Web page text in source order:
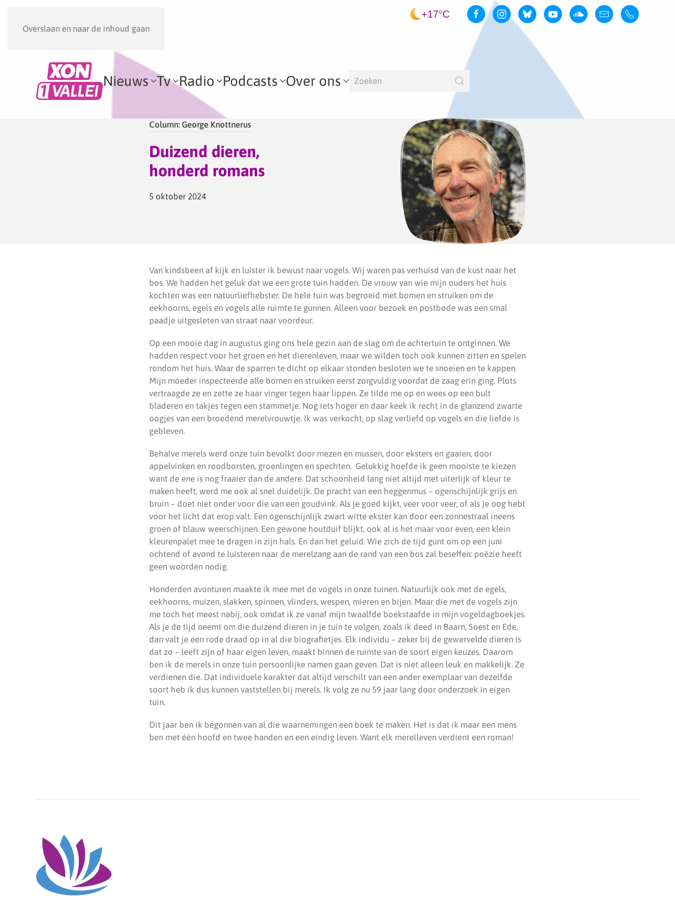
Overslaan en naar de inhoud gaan
+17°C
Nieuws Tv Radio Podcasts Over ons
Column: George Knottnerus
Duizend dieren,
honderd romans
5 oktober 2024
Van kindsbeen af kijk en luister ik bewust naar vogels. Wij waren pas verhuisd van de kust naar het
bos. We hadden het geluk dat we een grote tuin hadden. De vrouw van wie mijn ouders het huis
kochten was een natuurliefhebster. De hele tuin was begroeid met bomen en struiken om de
eekhoorns, egels en vogels alle ruimte te gunnen. Alleen voor bezoek en postbode was een smal
paadje uitgesleten van straat naar voordeur.
Op een mooie dag in augustus ging ons hele gezin aan de slag om de achtertuin te ontginnen. We
hadden respect voor het groen en het dierenleven, maar we wilden toch ook kunnen zitten en spelen
rondom het huis. Waar de sparren te dicht op elkaar stonden besloten we te snoeien en te kappen.
Mijn moeder inspecteerde alle bomen en struiken eerst zorgvuldig voordat de zaag erin ging. Plots
vertraagde ze en zette ze haar vinger tegen haar lippen. Ze tilde me op en wees op een bult
bladeren en takjes tegen een stammetje. Nog iets hoger en daar keek ik recht in de glanzend zwarte
oogjes van een broedend merelvrouwtje. Ik was verkocht, op slag verliefd op vogels en die liefde is
gebleven.
Behalve merels werd onze tuin bevolkt door mezen en mussen, door eksters en gaaien, door
appelvinken en roodborsten, groenlingen en spechten. Gelukkig hoefde ik geen mooiste te kiezen
want de ene is nog fraaier dan de andere. Dat schoonheid lang niet altijd met uiterlijk of kleur te
maken heeft, werd me ook al snel duidelijk. De pracht van een heggenmus – ogenschijnlijk grijs en
bruin – doet niet onder voor die van een goudvink. Als je goed kijkt, veer voor veer, of als je oog hebt
voor het licht dat erop valt. Een ogenschijnlijk zwart witte ekster kan door een zonnestraal ineens
groen of blauw weerschijnen. Een gewone houtduif blijkt, ook al is het maar voor even, een klein
kleurenpalet mee te dragen in zijn hals. En dan het geluid. Wie zich de tijd gunt om op een juni
ochtend of avond te luisteren naar de merelzang aan de rand van een bos zal beseffen: poëzie heeft
geen woorden nodig.
Honderden avonturen maakte ik mee met de vogels in onze tuinen. Natuurlijk ook met de egels,
eekhoorns, muizen, slakken, spinnen, vlinders, wespen, mieren en bijen. Maar die met de vogels zijn
me toch het meest nabij, ook omdat ik ze vanaf mijn twaalfde boekstaafde in mijn vogeldagboekjes.
Als je de tijd neemt om die duizend dieren in je tuin te volgen, zoals ik deed in Baarn, Soest en Ede,
dan valt je een rode draad op in al die biografietjes. Elk individu – zeker bij de gewervelde dieren is
dat zo – leeft zijn of haar eigen leven, maakt binnen de ruimte van de soort eigen keuzes. Daarom
ben ik de merels in onze tuin persoonlijke namen gaan geven. Dat is niet alleen leuk en makkelijk. Ze
verdienen die. Dat individuele karakter dat altijd verschilt van een ander exemplaar van dezelfde
soort heb ik dus kunnen vaststellen bij merels. Ik volg ze nu 59 jaar lang door onderzoek in eigen
tuin.
Dit jaar ben ik begonnen van al die waarnemingen een boek te maken. Het is dat ik maar een mens
ben met één hoofd en twee handen en een eindig leven. Want elk merelleven verdient een roman!